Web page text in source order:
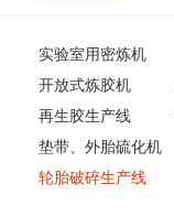
实验室用密炼机
开放式炼胶机
再生胶生产线
垫带、外胎硫化机
轮胎破碎生产线